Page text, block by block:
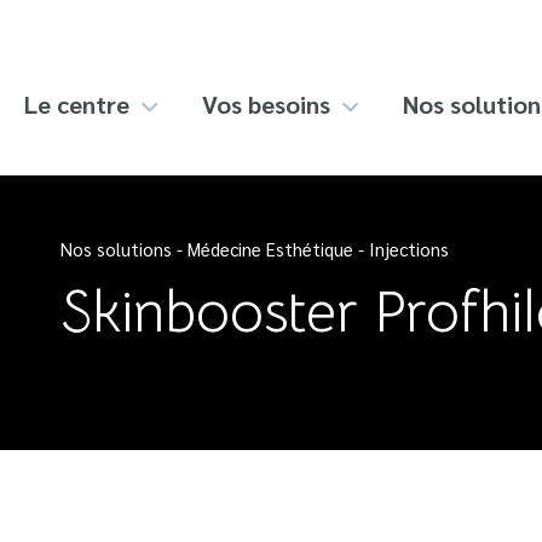
Le centre Vos besoins Nos
Nos solutions - Médecine Esthétique - Injections
Skinbooster